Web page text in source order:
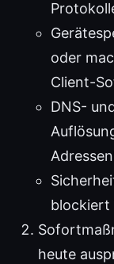
oder
Client-
DNS-
blockiert
heute